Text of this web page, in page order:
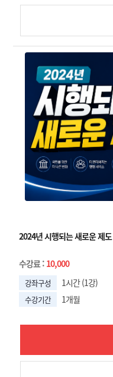
2024년 시행되는 새로운 제도
수강료: 10,000
강좌구성 1시간 (1강)
수강기간 1개월